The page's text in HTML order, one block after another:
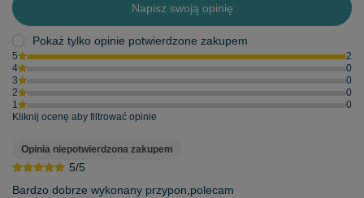
Napisz swoją opinię
Pokaż tylko opinie potwierdzone zakupem
5
2
4
0
3
0
2
0
1
0
Kliknij ocenę aby filtrować opinie
5/5
Opinia niepotwierdzona zakupem
Bardzo dobrze wykonany przypon,polecam